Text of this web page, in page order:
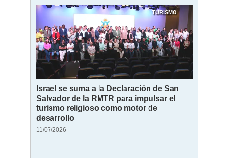
TURISMO
Israel se suma a la Declaración de San
Salvador de la RMTR para impulsar el
turismo religioso como motor de
desarrollo
11/07/2026